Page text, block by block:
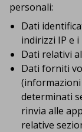
personali:
Dati
indirizzi IP e
Dati relativi
Dati forniti
(informazioni
determinati
rinvia alle
relative